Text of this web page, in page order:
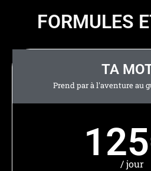
FORMULES
TA
Prend par à l'aventure au
/ jour